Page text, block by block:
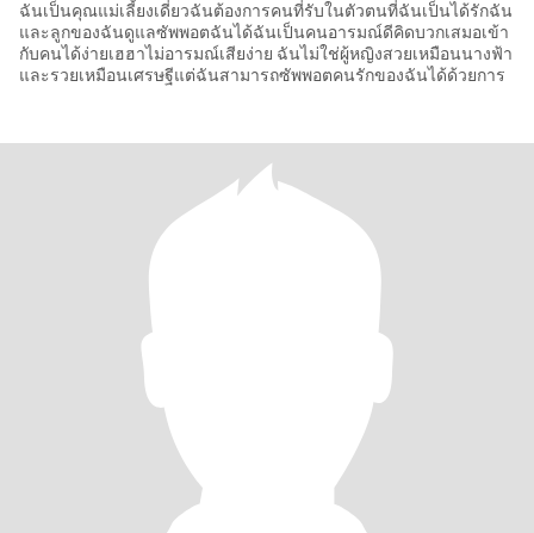
ฉันเป็นคุณแม่เลี้ยงเดี่ยวฉันต้องการคนที่รับในตัวตนที่ฉันเป็นได้รักฉัน
และลูกของฉันดูแลซัพพอตฉันได้ฉันเป็นคนอารมณ์ดีคิดบวกเสมอเข้า
กับคนได้ง่ายเฮฮาไม่อารมณ์เสียง่าย ฉันไม่ใช่ผู้หญิงสวยเหมือนนางฟ้า
และรวยเหมือนเศรษฐีแต่ฉันสามารถซัพพอตคนรักของฉันได้ด้วยการ